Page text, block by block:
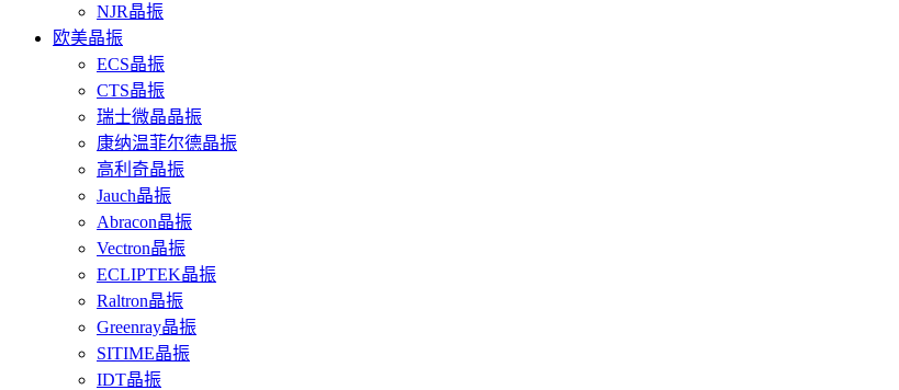
NJR晶振
欧美晶振
ECS晶振
CTS晶振
瑞士微晶晶振
康纳温菲尔德晶振
高利奇晶振
Jauch晶振
Abracon晶振
Vectron晶振
ECLIPTEK晶振
Raltron晶振
Greenray晶振
SITIME晶振
IDT晶振